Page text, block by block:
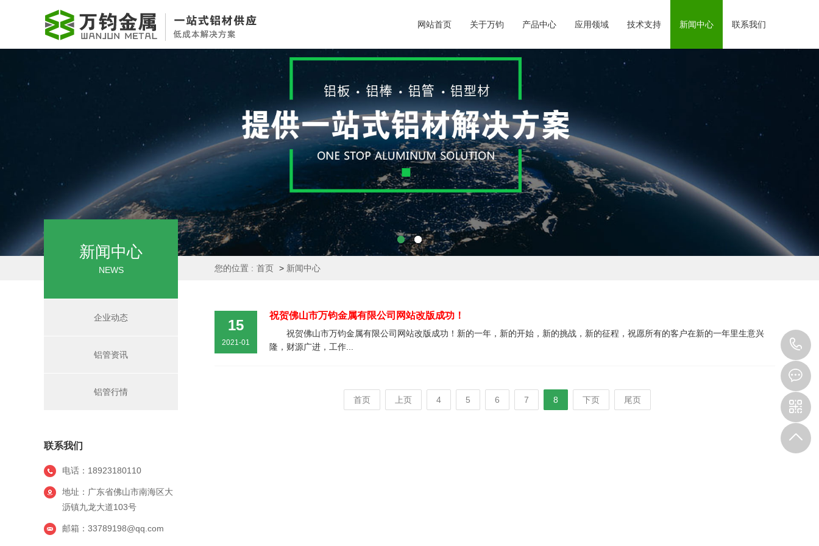
网站首页 关于万钧 产品中心 应用领域 技术支持 新闻中心 联系我们
您的位置 : 首页 > 新闻中心
新闻中心
NEWS
企业动态
铝管资讯
铝管行情
联系我们
电话：18923180110
地址：广东省佛山市南海区大
沥镇九龙大道103号
邮箱：33789198@qq.com
15
2021-01
祝贺佛山市万钧金属有限公司网站改版成功！
祝贺佛山市万钧金属有限公司网站改版成功！新的一年，新的开始，新的挑战，新的征程，祝愿所有的客户在新的一年里生意兴
隆，财源广进，工作...
首页 上页 4 5 6 7 8 下页 尾页